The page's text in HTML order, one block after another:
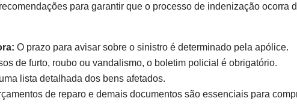
para garantir que o processo de indenização ocorra
O prazo para avisar sobre o sinistro é determinado pela apólice.
de furto, roubo ou vandalismo, o boletim policial é obrigatório.
lista detalhada dos bens afetados.
de reparo e demais documentos são essenciais para